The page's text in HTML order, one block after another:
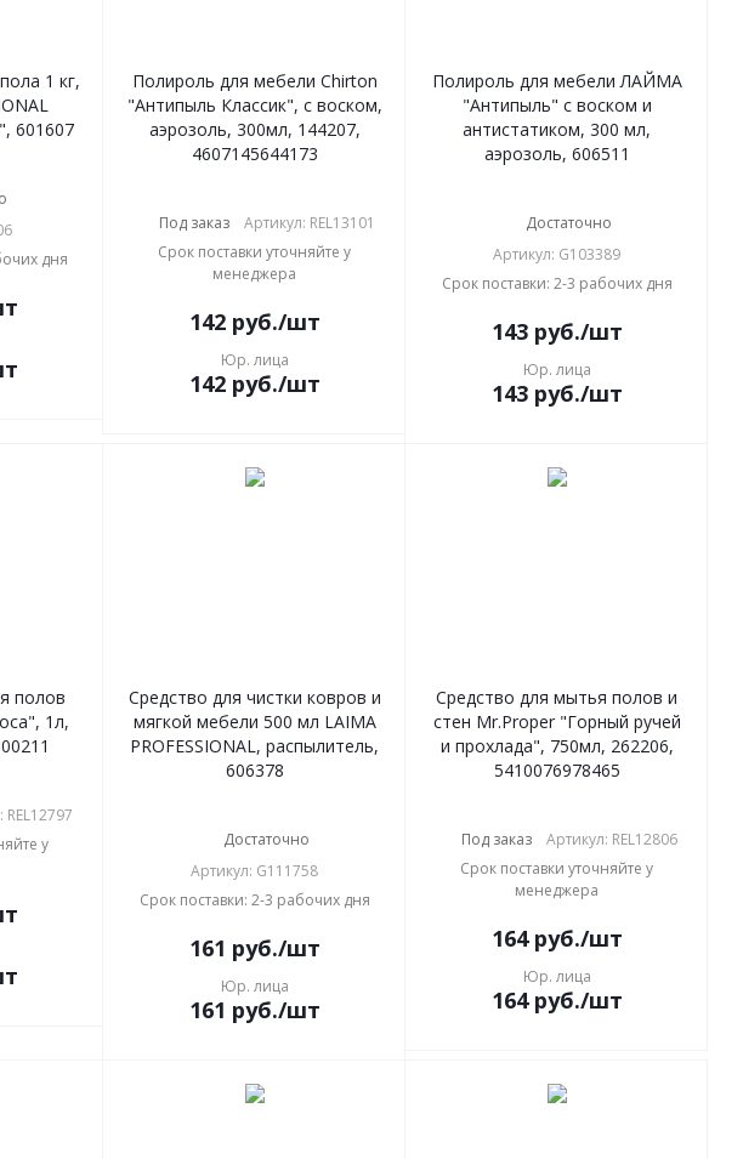
1 кг,
601607
дня
Полироль для мебели Chirton
"Антипыль Классик", с воском,
аэрозоль, 300мл, 144207,
4607145644173
Под заказ
Артикул: REL13101
Срок поставки уточняйте у
менеджера
142руб./шт
Юр. лица
142руб./шт
Полироль для мебели ЛАЙМА
"Антипыль" с воском и
антистатиком, 300 мл,
аэрозоль, 606511
Достаточно
Артикул: G103389
Срок поставки: 2-3 рабочих дня
143руб./шт
Юр. лица
143руб./шт
полов
1л,
REL12797
у
Средство для чистки ковров и
мягкой мебели 500 мл LAIMA
PROFESSIONAL, распылитель,
606378
Достаточно
Артикул: G111758
Срок поставки: 2-3 рабочих дня
161 руб./шт
Юр. лица
161 руб./шт
Средство для мытья полов и
стен Mr.Proper "Горный ручей
и прохлада", 750мл, 262206,
5410076978465
Под заказ
Артикул: REL12806
Срок поставки уточняйте у
менеджера
164руб./шт
Юр. лица
164руб./шт